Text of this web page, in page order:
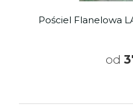
Pościel Flanelowa
od